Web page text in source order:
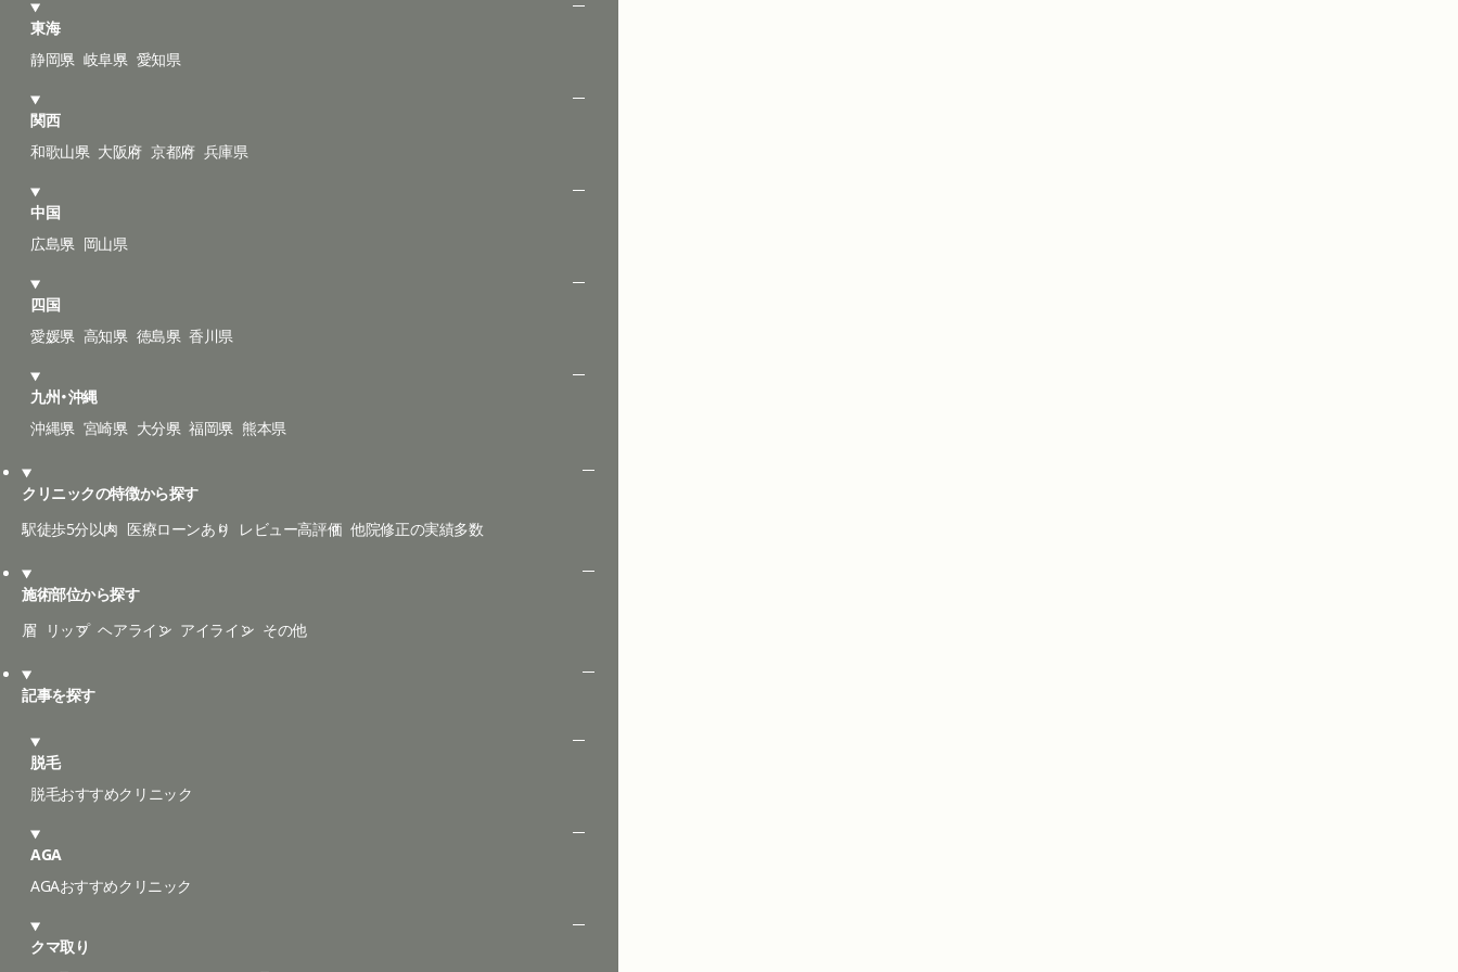
東海
静岡県 岐阜県 愛知県
関西
和歌山県 大阪府 京都府 兵庫県
中国
広島県 岡山県
四国
愛媛県 高知県 徳島県 香川県
九州・沖縄
沖縄県 宮崎県 大分県 福岡県 熊本県
クリニックの特徴から探す
駅徒歩5分以内 医療ローンあり レビュー高評価 他院修正の実績多数
施術部位から探す
眉
リップ ヘアライン アイライン その他
記事を探す
脱毛
脱毛おすすめクリニック
AGA
AGAおすすめクリニック
クマ取り